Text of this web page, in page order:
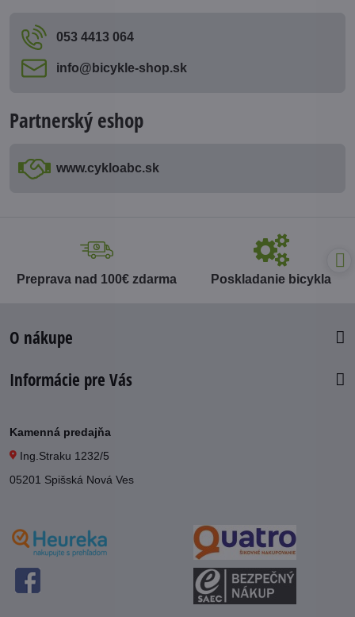
053 4413 064
info​@bicykle-shop​.sk
Partnerský eshop
www​.cykloabc​.sk
Preprava nad 100€ zdarma Poskladanie bicykla
O nákupe
Informácie pre Vás
Kamenná predajňa
Ing.Straku 1232/5
05201 Spišská Nová Ves